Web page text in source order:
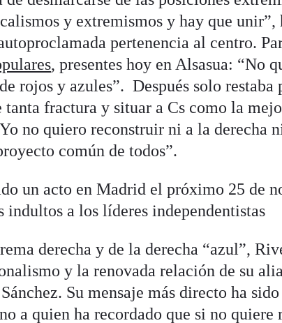
y extremismos y hay que unir”,
pertenencia al centro.
, presentes hoy en Alsasua: “No
rojos y azules”. Después solo restaba
fractura y situar a Cs como la
no quiero reconstruir ni a la derecha
común de todos”.
un acto en Madrid el próximo 25 de
indultos a los líderes independentistas
derecha y de la derecha “azul”,
y la renovada relación de su
Su mensaje más directo ha
a quien ha recordado que si no quiere